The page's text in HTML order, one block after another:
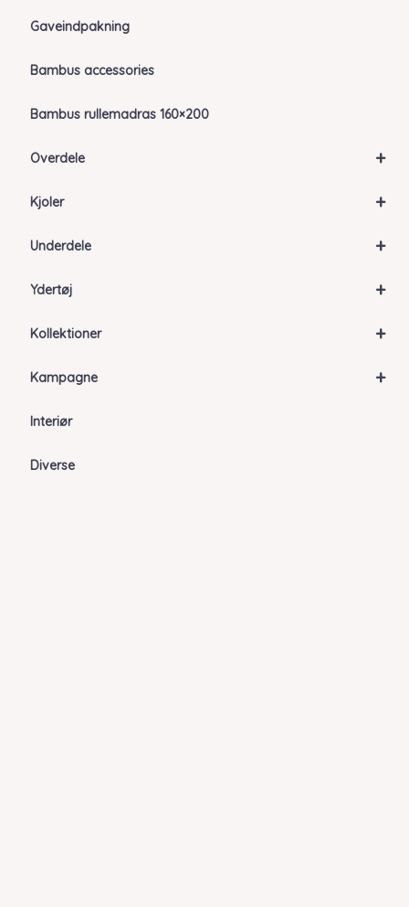
Gaveindpakning
Bambus accessories
Bambus rullemadras 160×200
+
Overdele
+
Kjoler
+
Underdele
+
Ydertøj
+
Kollektioner
+
Kampagne
Interiør
Diverse